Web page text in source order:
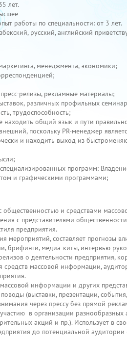
лет.
работы по специальности: от 3 лет.
русский, английский
менеджмента, экономики;
релизы, рекламные материалы;
различных профильных
трудоспособность;
находить общий язык и пути
поскольку PR-менеджер
и находить выход из
программ:
и графическими программами;
общественностью и средствами
с представителями
предприятия.
мероприятий, составляет
брифинги, медиа-киты, интервью
о деятельности
средств массовой информации,
информации и других
(выставки, презентации,
через прессу без прямой
в организации разнообразных
акций и пр.). Использует
до потенциальной